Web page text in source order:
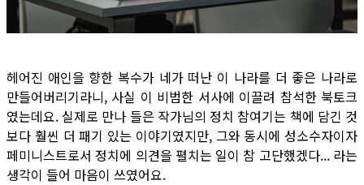
헤어진 애인을 향한 복수가 네가 떠난 이 나라를 더 좋은 나라로
만들어버리기라니, 사실 이 비범한 서사에 이끌려 참석한 북토크
였는데요. 실제로 만나 들은 작가님의 정치 참여기는 책에 담긴 것
보다 훨씬 더 패기 있는 이야기였지만, 그와 동시에 성소수자이자
페미니스트로서 정치에 의견을 펼치는 일이 참 고단했겠다... 라는
생각이 들어 마음이 쓰였어요.